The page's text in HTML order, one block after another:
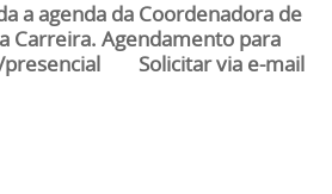
a agenda da Coordenadora de
Carreira. Agendamento para
presencial Solicitar via e-mail